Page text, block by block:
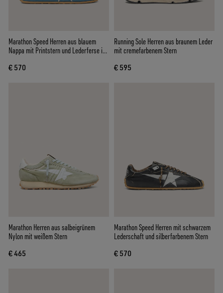
Marathon Speed Herren aus blauem
Nappa mit Printstern und Lederferse in
€ 570
Running Sole Herren aus braunem Leder
mit cremefarbenem Stern
€ 595
Marathon Herren aus salbeigrünem
Nylon mit weißem Stern
€ 465
Marathon Speed Herren mit schwarzem
Lederschaft und silberfarbenem Stern
€ 570